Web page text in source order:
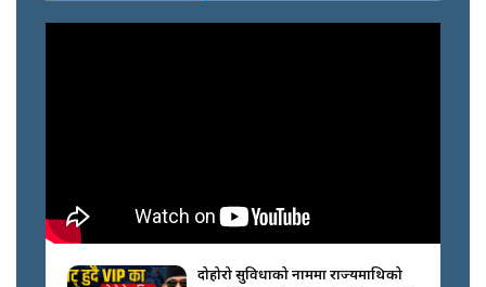
दोहोरो सुविधाको नाममा राज्यमाथिको